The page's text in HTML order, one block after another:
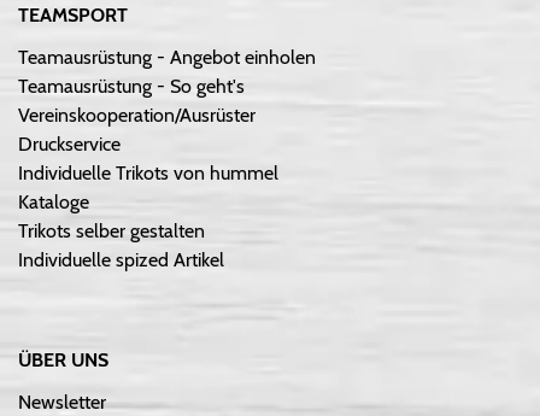
TEAMSPORT
Teamausrüstung - Angebot einholen
Teamausrüstung - So geht's
Vereinskooperation/Ausrüster
Druckservice
Individuelle Trikots von hummel
Kataloge
Trikots selber gestalten
Individuelle spized Artikel
ÜBER UNS
Newsletter